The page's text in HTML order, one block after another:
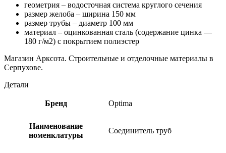
геометрия – водосточная система круглого сечения
размер желоба – ширина 150 мм
размер трубы – диаметр 100 мм
материал – оцинкованная сталь (содержание цинка —
180 г/м2) с покрытием полиэстер
Магазин Арксота. Строительные и отделочные материалы в
Серпухове.
Детали
Бренд Optima
Наименование
номенклатуры
Соединитель труб